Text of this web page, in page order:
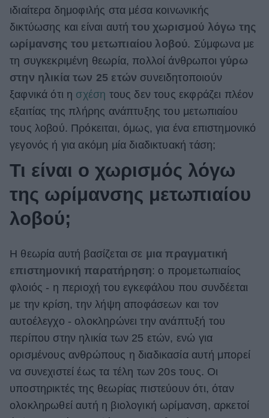
ΒΟΞ
Χωρίς Ταμπέλες
Women's Forum
Hautes Grecians
Γάμος
Market News
ιδιαίτερα δημοφιλής στα μέσα κοινωνικής
δικτύωσης και είναι αυτήτου χωρισμού λόγω της
ωρίμανσης του μετωπιαίου λοβού. Σύμφωνα με
τη συγκεκριμένη θεωρία, πολλοί άνθρωποιγύρω
στην ηλικία των 25 ετών συνειδητοποιούν
ξαφνικά ότι η σχέση τους δεν τους εκφράζει πλέον
εξαιτίας της πλήρης ανάπτυξης του μετωπιαίου
τους λοβού. Πρόκειται, όμως, για ένα επιστημονικό
γεγονός ή για ακόμη μία διαδικτυακή τάση;
Τι είναι ο χωρισμός λόγω
της ωρίμανσης μετωπιαίου
λοβού;
Η θεωρία αυτή βασίζεται σε μια πραγματική
επιστημονική παρατήρηση: ο προμετωπιαίος
φλοιός - η περιοχή του εγκεφάλου που συνδέεται
με την κρίση, την λήψη αποφάσεων και τον
αυτοέλεγχο - ολοκληρώνει την ανάπτυξή του
περίπου στην ηλικία των 25 ετών, ενώ για
ορισμένους ανθρώπους η διαδικασία αυτή μπορεί
να συνεχιστεί έως τα τέλη των 20s τους. Οι
υποστηρικτές της θεωρίας πιστεύουν ότι, όταν
ολοκληρωθεί αυτή η βιολογική ωρίμανση, αρκετοί